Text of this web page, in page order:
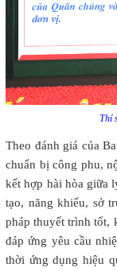
Thí
Theo đánh giá của
chuẩn bị công phu,
kết hợp hài hòa giữa
tạo, năng khiếu, sở
pháp thuyết trình tốt,
đáp ứng yêu cầu
thời ứng dụng hiệu